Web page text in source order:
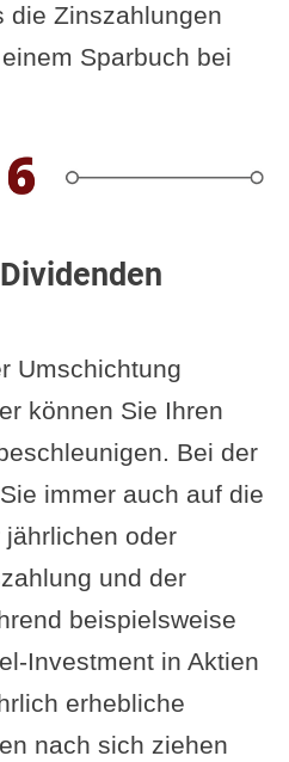
die Zinszahlungen
Sparbuch bei
Umschichtung
können Sie Ihren
Bei der
immer auch auf die
oder
und der
beispielsweise
Investment in Aktien
erhebliche
nach sich ziehen